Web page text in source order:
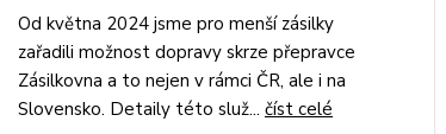
Od května 2024 jsme pro menší zásilky
zařadili možnost dopravy skrze přepravce
Zásilkovna a to nejen v rámci ČR, ale i na
Slovensko. Detaily této služ... číst celé